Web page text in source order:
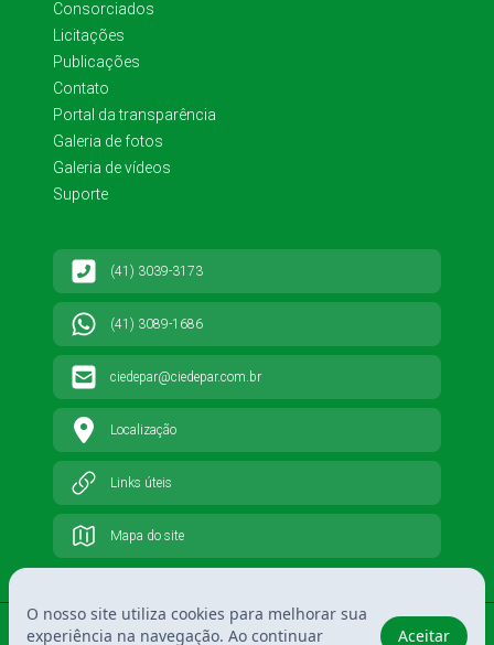
Consorciados
Licitações
Publicações
Contato
Portal da transparência
Galeria de fotos
Galeria de vídeos
Suporte
(41) 3039-3173
(41) 3089-1686
ciedepar@ciedepar.com.br
Localização
Links úteis
Mapa do site
2026 © CIEDEPAR - Consórcio Intermunicipal de Educação e Ensino do Paraná
O nosso site utiliza cookies para melhorar sua
experiência na navegação. Ao continuar
Aceitar